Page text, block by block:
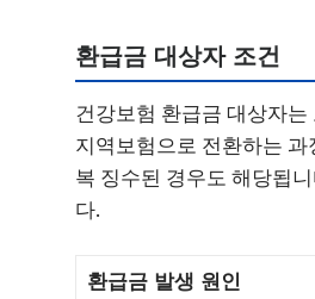
환급금 대상자 조건
건강보험 환급금 대상자
지역보험으로 전환하는
복 징수된 경우도 해당됩
다.
환급금 발생 원인